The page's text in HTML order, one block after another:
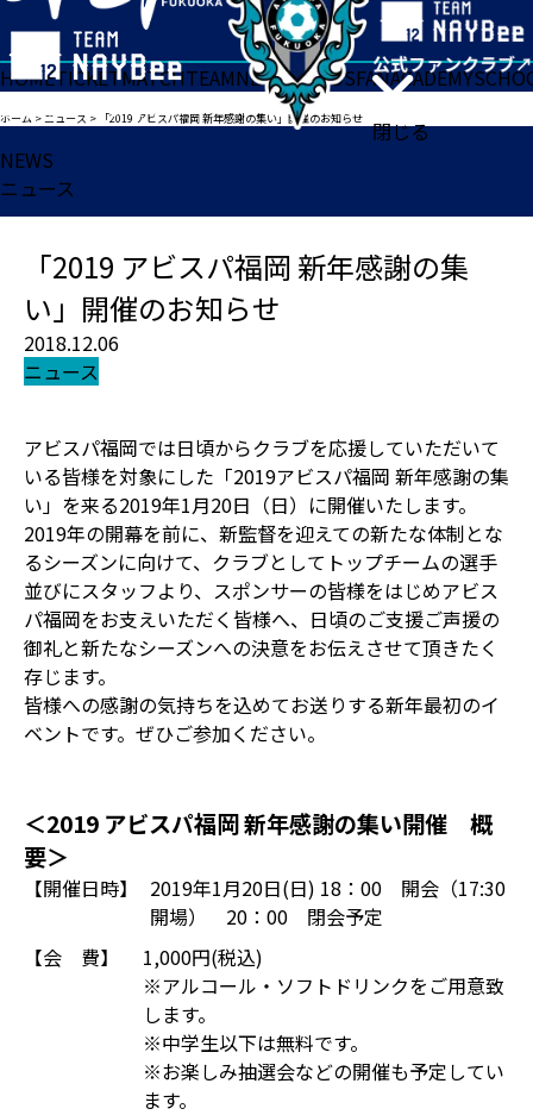
閉じる
HOMETICKETMATCHTEAMNEWSGOODSFANACADEMY
ホーム >ニュース > 「2019 アビスパ福岡 新年感謝の集い」開催のお知らせ
NEWS
ニュース
「2019 アビスパ福岡 新年感謝の集
い」開催のお知らせ
2018.12.06
ニュース
アビスパ福岡では日頃からクラブを応援していただいて
いる皆様を対象にした「2019アビスパ福岡 新年感謝の集
い」を来る2019年1月20日（日）に開催いたします。
2019年の開幕を前に、新監督を迎えての新たな体制とな
るシーズンに向けて、クラブとしてトップチームの選手
並びにスタッフより、スポンサーの皆様をはじめアビス
パ福岡をお支えいただく皆様へ、日頃のご支援ご声援の
御礼と新たなシーズンへの決意をお伝えさせて頂きたく
存じます。
皆様への感謝の気持ちを込めてお送りする新年最初のイ
ベントです。ぜひご参加ください。
＜2019 アビスパ福岡 新年感謝の集い開催 概
要＞
【開催日時】
2019年1月20日(日) 18：00 開会（17:30
開場） 20：00 閉会予定
【会 費】
1,000円(税込)
※アルコール・ソフトドリンクをご用意致
します。
※中学生以下は無料です。
※お楽しみ抽選会などの開催も予定してい
ます。